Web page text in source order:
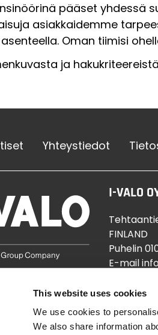
This website uses cookies
We use cookies to
We also share information
pääset yhdessä
asiakkaidemme
Oman tiimisi
ja hakukriteereistä
Yhteystiedot
I-VALO
FINLAND
Puhelin
E-mail
Y-tunnus